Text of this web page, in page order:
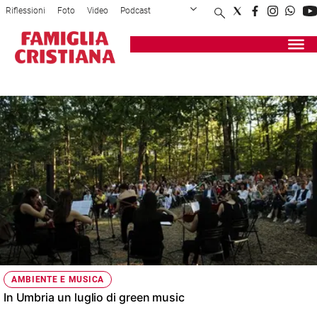
Attualità
Politica
Mondo
Economia
Legalità
e
giustizia
Sport
Interviste
Papa
Papa
Riflessioni Foto Video Podcast
Privacy Policy Chi siamo
Registrati Redazione
AMBIENTE E MUSICA
In Umbria un luglio di green music